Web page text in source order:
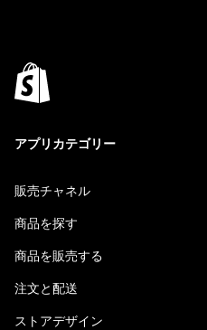
アプリカテゴリー
販売チャネル
商品を探す
商品を販売する
注文と配送
ストアデザイン